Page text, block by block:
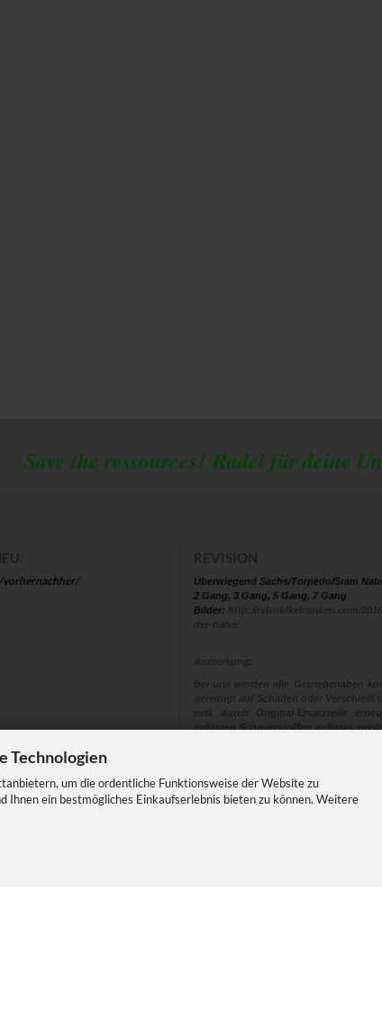
Technologien
um die ordentliche Funktionsweise der Website zu
ein bestmögliches Einkaufserlebnis bieten zu können. Weitere
ressources! Radel für deine
Überwiegend Sachs/Torpedo/Sram
2 Gang, 3 Gang, 5 Gang, 7 Gang
Bilder:
Eine Nabe die eine Revision
Sicherheit und Fahrspass